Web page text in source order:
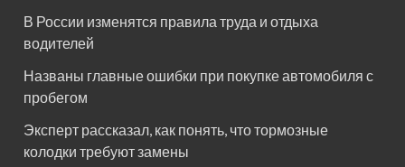
В России изменятся правила труда и отдыха
водителей
Названы главные ошибки при покупке автомобиля с
пробегом
Эксперт рассказал, как понять, что тормозные
колодки требуют замены